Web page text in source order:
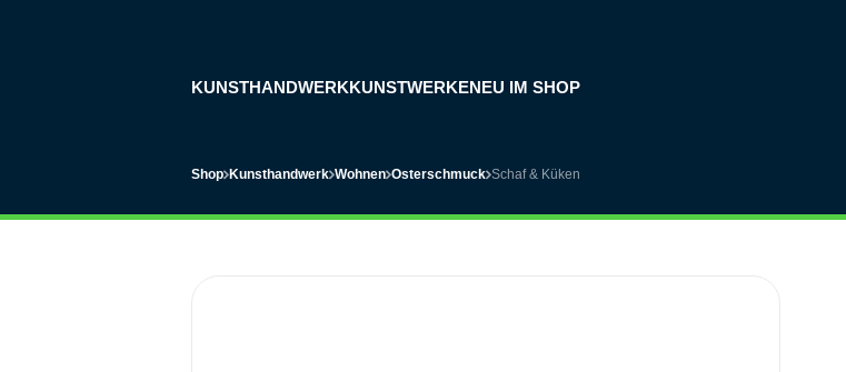
KUNSTHANDWERKKUNSTWERKENEU IM SHOP
Shop Kunsthandwerk Wohnen Osterschmuck Schaf & Küken